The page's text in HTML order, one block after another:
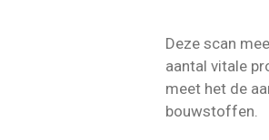
Deze scan
aantal vitale
meet het de
bouwstoffen.